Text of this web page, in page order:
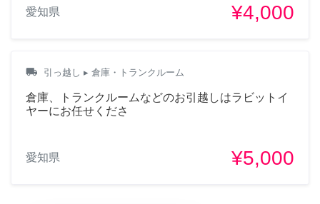
愛知県 ¥4,000
local_shipping 引っ越し ▸ 倉庫・トランクルーム
倉庫、トランクルームなどのお引越しはラビットイ
ヤーにお任せくださ
愛知県 ¥5,000